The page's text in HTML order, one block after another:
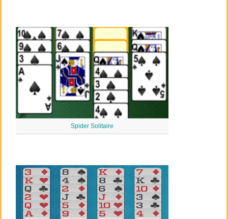
Spider Solitaire